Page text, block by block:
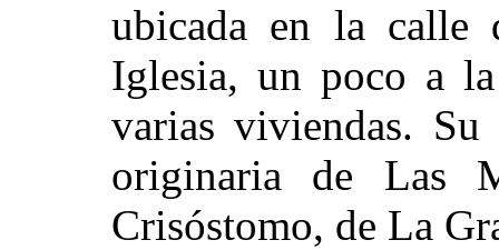
ubicada en la calle
Iglesia, un poco a
varias viviendas. Su
originaria de Las
Crisóstomo, de La